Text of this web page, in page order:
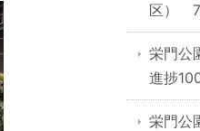
区） 7
栄門公
進捗
栄門公